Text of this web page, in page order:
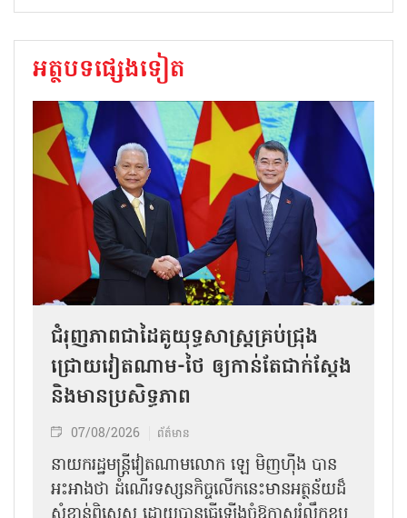
អត្ថបទផ្សេងទៀត
ជំរុញភាពជាដៃគូយុទ្ធសាស្ត្រគ្រប់ជ្រុង
ជ្រោយវៀតណាម-ថៃ ឲ្យកាន់តែជាក់ស្ដែង
និងមានប្រសិទ្ធភាព
07/08/2026 ព័ត៌មាន
នាយករដ្ឋមន្ត្រីវៀតណាមលោក ឡេ មិញហ៊ឹង បាន
អះអាងថា ដំណើរទស្សនកិច្ចលើកនេះមានអត្ថន័យដ៏